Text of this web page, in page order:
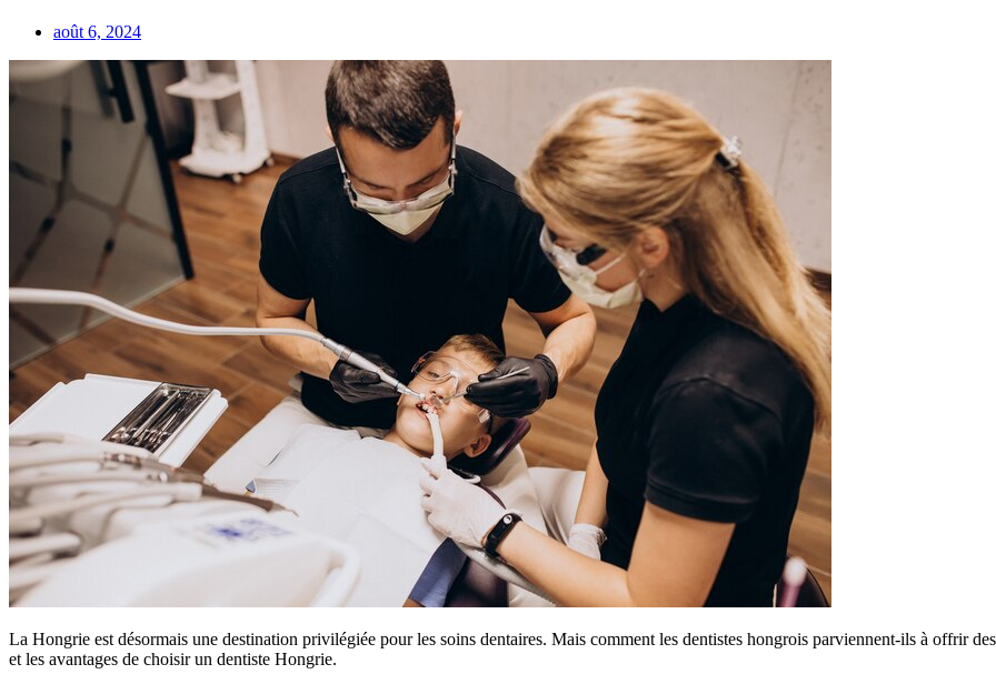
août 6, 2024
La Hongrie est désormais une destination privilégiée pour les soins dentaires. Mais comment les dentistes hongrois parviennent-ils à offrir
et les avantages de choisir un dentiste Hongrie.